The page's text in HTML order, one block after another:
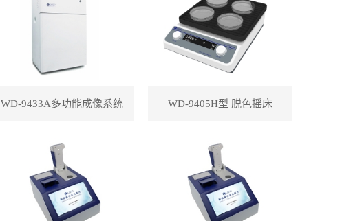
WD-9433A多功能成像系统 WD-9405H型 脱色摇床